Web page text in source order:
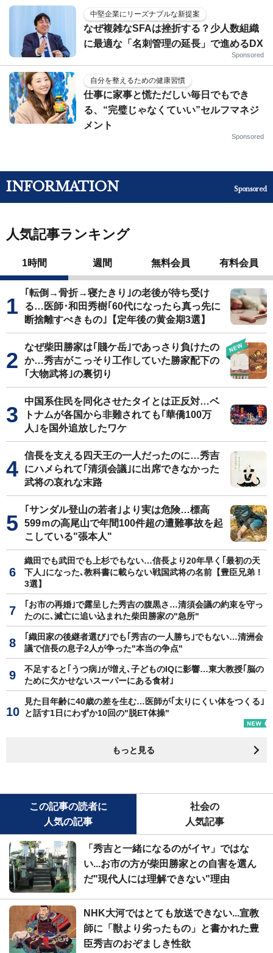
中堅企業にリーズナブルな新提案
なぜ複雑なSFAは挫折する？少人数組織
に最適な「名刺管理の延長」で進めるDX
Sponsored
自分を整えるための健康習慣
仕事に家事と慌ただしい毎日でもでき
る、“完璧じゃなくていい”セルフマネジ
メント
Sponsored
INFORMATION Sponsored
人気記事ランキング
1時間 週間 無料会員 有料会員
｢転倒→骨折→寝たきり｣の老後が待ち受け
る…医師･和田秀樹｢60代になったら真っ先に
断捨離すべきもの｣【定年後の黄金期3選】
なぜ柴田勝家は｢賤ケ岳｣であっさり負けたの
か…秀吉がこっそり工作していた勝家配下の
｢大物武将｣の裏切り
中国系住民を同化させたタイとは正反対…ベ
トナムが各国から非難されても｢華僑100万
人｣を国外追放したワケ
信長を支える四天王の一人だったのに…秀吉
にハメられて｢清須会議｣に出席できなかった
武将の哀れな末路
｢サンダル登山の若者｣より実は危険…標高
599ｍの高尾山で年間100件超の遭難事故を起
こしている"張本人"
織田でも武田でも上杉でもない…信長より20年早く｢最初の天
下人｣になった､教科書に載らない戦国武将の名前【豊臣兄弟！
3選】
｢お市の再婚｣で露呈した秀吉の腹黒さ…清須会議の約束を守っ
たのに､滅亡に追い込まれた柴田勝家の"急所"
｢織田家の後継者選び｣でも｢秀吉の一人勝ち｣でもない…清洲会
議で信長の息子2人が争った"本当の争点"
不足すると｢うつ病｣が増え､子どものIQに影響…東大教授｢脳の
ために欠かせないスーパーにある食材｣
見た目年齢に40歳の差を生む…医師が｢太りにくい体をつくる｣
と話す1日にわずか10回の"脱ET体操"
もっと見る
この記事の読者に
人気の記事
社会の
人気記事
「秀吉と一緒になるのがイヤ」ではな
い...お市の方が柴田勝家との自害を選ん
だ"現代人には理解できない"理由
NHK大河ではとても放送できない...宣教
師に「獣より劣ったもの」と書かれた豊
臣秀吉のおぞましき性欲